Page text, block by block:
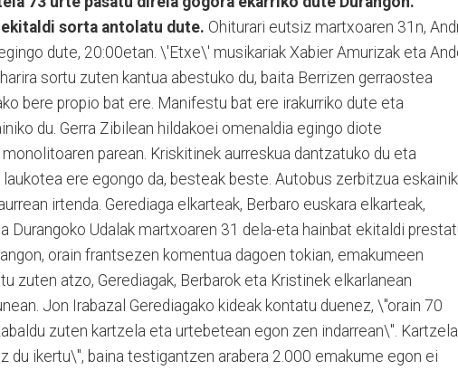
sorta antolatu dute. Ohiturari eutsiz martxoaren 31n,
dute, 20:00etan. \'Etxe\' musikariak Xabier Amurizak eta
sortu zuten kantua abestuko du, baita Berrizen gerraostea
bere propio bat ere. Manifestu bat ere irakurriko dute eta
du. Gerra Zibilean hildakoei omenaldia egingo diote
parean. Kriskitinek aurreskua dantzatuko du eta
ere egongo da, besteak beste. Autobus zerbitzua
irtenda. Gerediaga elkarteak, Berbaro euskara elkarteak,
Durangoko Udalak martxoaren 31 dela-eta hainbat ekitaldi
orain frantsezen komentua dagoen tokian, emakumeen
zuten atzo, Gerediagak, Berbarok eta Kristinek elkarlanean
Jon Irabazal Gerediagako kideak kontatu duenez, \"orain 70
zuten kartzela eta urtebetean egon zen indarrean\". Kartzela
du ikertu\", baina testigantzen arabera 2.000 emakume egon ei